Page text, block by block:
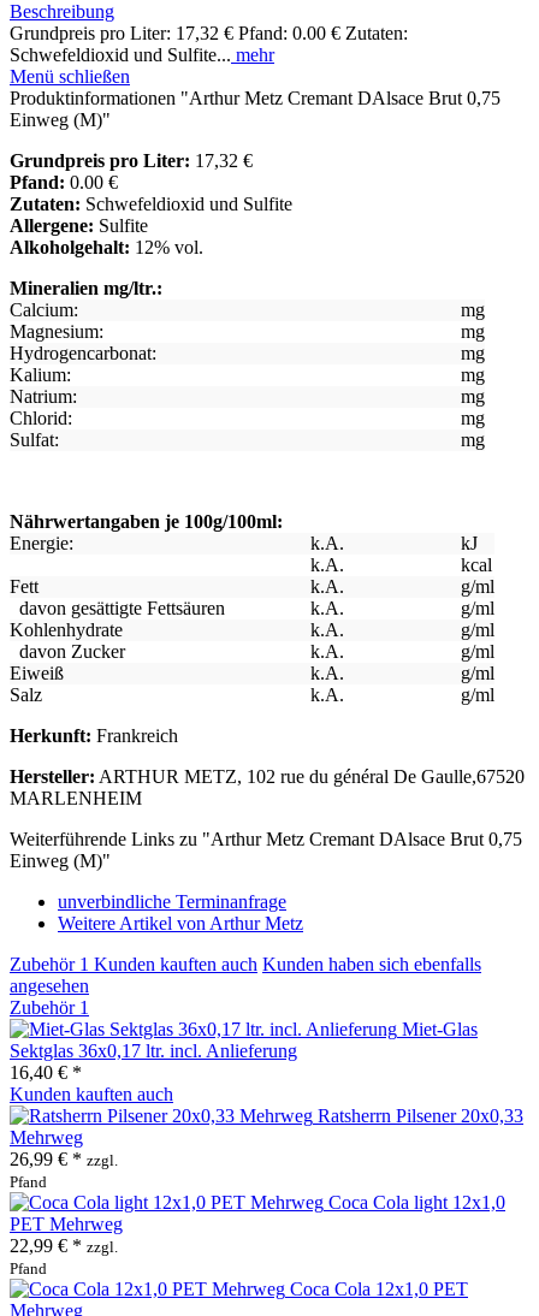
Beschreibung
Grundpreis pro Liter: 17,32 € Pfand: 0.00 € Zutaten:
Schwefeldioxid und Sulfite... mehr
Menü schließen
Produktinformationen "Arthur Metz Cremant DAlsace Brut 0,75
Einweg (M)"
Grundpreis pro Liter: 17,32 €
Pfand: 0.00 €
Zutaten: Schwefeldioxid und Sulfite
Allergene: Sulfite
Alkoholgehalt: 12% vol.
Mineralien mg/ltr.:
Calcium:
mg
Magnesium:
mg
Hydrogencarbonat:
mg
Kalium:
mg
Natrium:
mg
Chlorid:
mg
Sulfat:
mg
Nährwertangaben je 100g/100ml:
Energie:
k.A.
kJ
k.A.
kcal
Fett
k.A.
g/ml
davon gesättigte Fettsäuren
k.A.
g/ml
Kohlenhydrate
k.A.
g/ml
davon Zucker
k.A.
g/ml
Eiweiß
k.A.
g/ml
Salz
k.A.
g/ml
Herkunft: Frankreich
Hersteller: ARTHUR METZ, 102 rue du général De Gaulle,67520
MARLENHEIM
Weiterführende Links zu "Arthur Metz Cremant DAlsace Brut 0,75
Einweg (M)"
unverbindliche Terminanfrage
Weitere Artikel von Arthur Metz
Zubehör 1 Kunden kauften auch Kunden haben sich ebenfalls
angesehen
Zubehör 1
Miet-Glas
Sektglas 36x0,17 ltr. incl. Anlieferung
16,40 € *
Kunden kauften auch
Ratsherrn Pilsener 20x0,33
Mehrweg
26,99 € * zzgl.
Pfand
Coca Cola light 12x1,0
PET Mehrweg
22,99 € * zzgl.
Pfand
Coca Cola 12x1,0 PET
Mehrweg